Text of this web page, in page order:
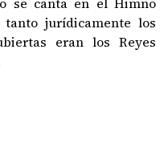
jurídicamente los
eran los Reyes